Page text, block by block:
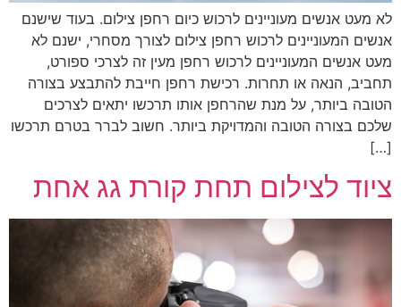
לא מעט אנשים מעוניינים לרכוש כיום רחפן צילום. בעוד שישנם
אנשים המעוניינים לרכוש רחפן צילום לצורך מסחרי, ישנם לא
מעט אנשים המעוניינים לרכוש רחפן מעין זה לצרכי ספורט,
תחביב, הנאה או תחרות. רכישת רחפן חייבת להתבצע בצורה
הטובה ביותר, על מנת שהרחפן אותו תרכשו יתאים לצרכים
שלכם בצורה הטובה והמדויקת ביותר. חשוב לברר בטרם תרכשו
[…]
ציוד לצילום תחת קורת גג אחת